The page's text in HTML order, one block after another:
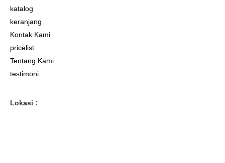
katalog
keranjang
Kontak Kami
pricelist
Tentang Kami
testimoni
Lokasi :